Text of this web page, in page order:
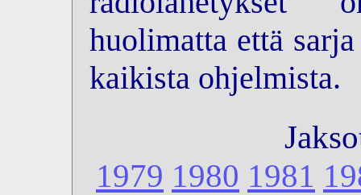
huolimatta että
kaikista ohjelmista.
1979 1980 1981